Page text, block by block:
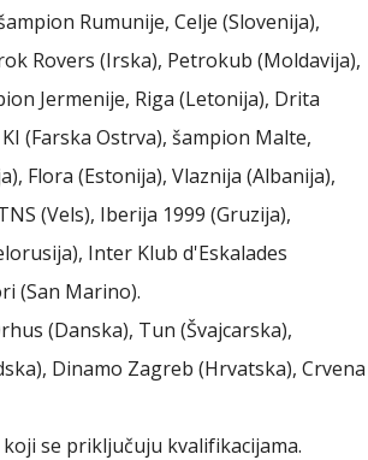
Rumunije, Celje (Slovenija),
Rovers (Irska), Petrokub (Moldavija),
Jermenije, Riga (Letonija), Drita
(Farska Ostrva), šampion Malte,
Flora (Estonija), Vlaznija (Albanija),
(Vels), Iberija 1999 (Gruzija),
Inter Klub d'Eskalades
(San Marino).
(Danska), Tun (Švajcarska),
Dinamo Zagreb (Hrvatska), Crvena
se priključuju kvalifikacijama.